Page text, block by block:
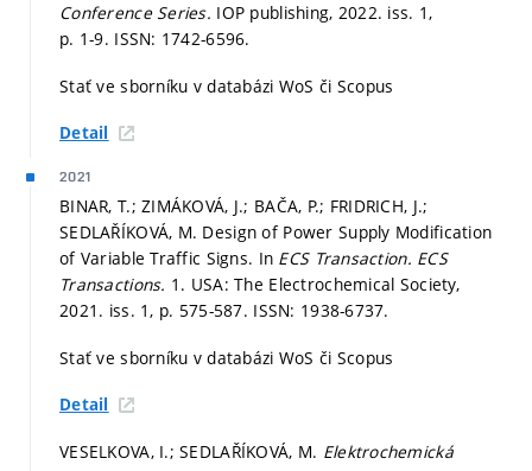
Conference Series. IOP publishing, 2022. iss. 1,
p. 1-9. ISSN: 1742-6596.
Stať ve sborníku v databázi WoS či Scopus
Detail
2021
BINAR, T.; ZIMÁKOVÁ, J.; BAČA, P.; FRIDRICH, J.;
SEDLAŘÍKOVÁ, M. Design of Power Supply Modification
of Variable Traffic Signs. In ECS Transaction. ECS
Transactions. 1. USA: The Electrochemical Society,
2021. iss. 1, p. 575-587. ISSN: 1938-6737.
Stať ve sborníku v databázi WoS či Scopus
Detail
VESELKOVA, I.; SEDLAŘÍKOVÁ, M. Elektrochemická